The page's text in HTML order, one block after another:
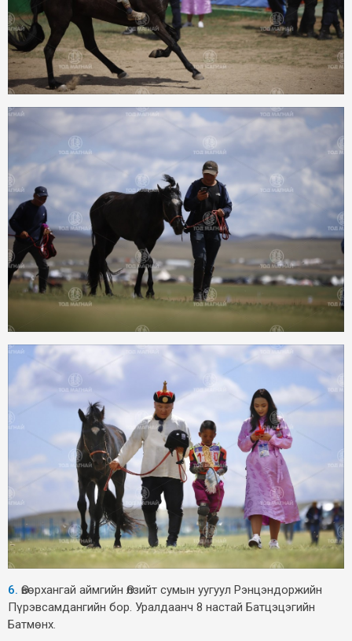
6. Өвөрхангай аймгийн Өлзийт сумын уугуул Рэнцэндоржийн
Пүрэвсамдангийн бор. Уралдаанч 8 настай Батцэцэгийн
Батмөнх.